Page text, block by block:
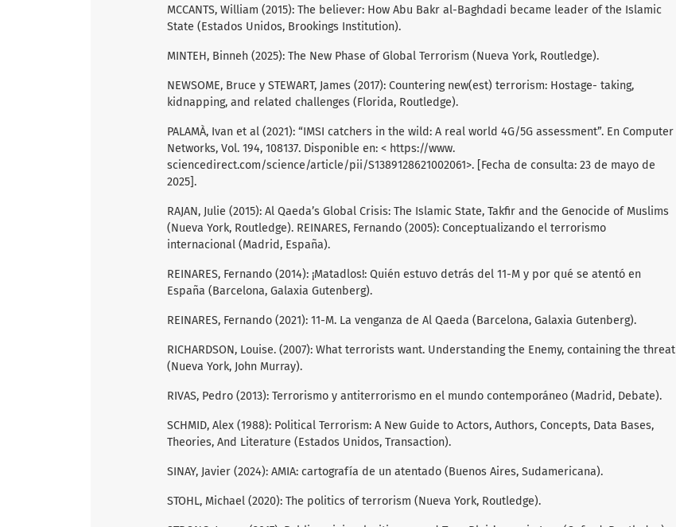
MCCANTS, William (2015): The believer: How Abu Bakr al-Baghdadi became leader of the Islamic
State (Estados Unidos, Brookings Institution).
MINTEH, Binneh (2025): The New Phase of Global Terrorism (Nueva York, Routledge).
NEWSOME, Bruce y STEWART, James (2017): Countering new(est) terrorism: Hostage- taking,
kidnapping, and related challenges (Florida, Routledge).
PALAMÀ, Ivan et al (2021): “IMSI catchers in the wild: A real world 4G/5G assessment”. En Computer
Networks, Vol. 194, 108137. Disponible en: < https://www.
sciencedirect.com/science/article/pii/S1389128621002061>. [Fecha de consulta: 23 de mayo de
2025].
RAJAN, Julie (2015): Al Qaeda’s Global Crisis: The Islamic State, Takfir and the Genocide of Muslims
(Nueva York, Routledge). REINARES, Fernando (2005): Conceptualizando el terrorismo
internacional (Madrid, España).
REINARES, Fernando (2014): ¡Matadlos!: Quién estuvo detrás del 11-M y por qué se atentó en
España (Barcelona, Galaxia Gutenberg).
REINARES, Fernando (2021): 11-M. La venganza de Al Qaeda (Barcelona, Galaxia Gutenberg).
RICHARDSON, Louise. (2007): What terrorists want. Understanding the Enemy, containing the threat
(Nueva York, John Murray).
RIVAS, Pedro (2013): Terrorismo y antiterrorismo en el mundo contemporáneo (Madrid, Debate).
SCHMID, Alex (1988): Political Terrorism: A New Guide to Actors, Authors, Concepts, Data Bases,
Theories, And Literature (Estados Unidos, Transaction).
SINAY, Javier (2024): AMIA: cartografía de un atentado (Buenos Aires, Sudamericana).
STOHL, Michael (2020): The politics of terrorism (Nueva York, Routledge).